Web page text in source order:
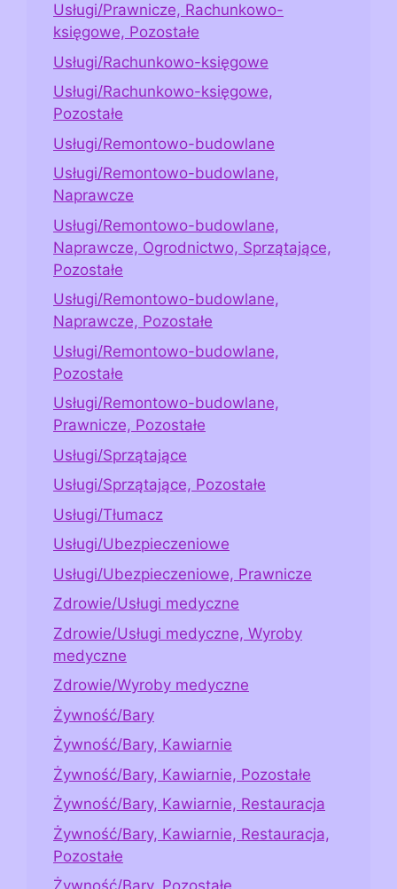
Usługi/Prawnicze, Rachunkowo-
księgowe, Pozostałe
Usługi/Rachunkowo-księgowe
Usługi/Rachunkowo-księgowe,
Pozostałe
Usługi/Remontowo-budowlane
Usługi/Remontowo-budowlane,
Naprawcze
Usługi/Remontowo-budowlane,
Naprawcze, Ogrodnictwo, Sprzątające,
Pozostałe
Usługi/Remontowo-budowlane,
Naprawcze, Pozostałe
Usługi/Remontowo-budowlane,
Pozostałe
Usługi/Remontowo-budowlane,
Prawnicze, Pozostałe
Usługi/Sprzątające
Usługi/Sprzątające, Pozostałe
Usługi/Tłumacz
Usługi/Ubezpieczeniowe
Usługi/Ubezpieczeniowe, Prawnicze
Zdrowie/Usługi medyczne
Zdrowie/Usługi medyczne, Wyroby
medyczne
Zdrowie/Wyroby medyczne
Żywność/Bary
Żywność/Bary, Kawiarnie
Żywność/Bary, Kawiarnie, Pozostałe
Żywność/Bary, Kawiarnie, Restauracja
Żywność/Bary, Kawiarnie, Restauracja,
Pozostałe